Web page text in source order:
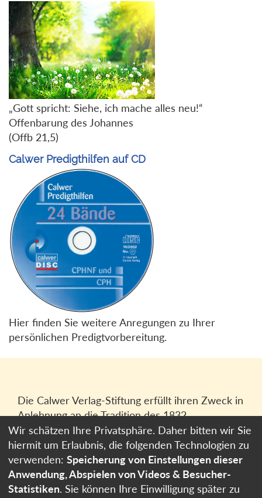
„Gott spricht: Siehe, ich mache alles neu!“
Offenbarung des Johannes
(Offb 21,5)
Calwer Predigthilfen auf CD
Hier finden Sie weitere Anregungen zu Ihrer
persönlichen Predigtvorbereitung.
Die Calwer Verlag-Stiftung erfüllt ihren Zweck in
Anlehnung an die Tradition des 1832
gegründeten Calwer Verlagsvereins, der
heutigen Calwer Verlag Bücher und Medien
GmbHin Stuttgart.
Impressum
Datenschutzerklärung
Wir schätzen Ihre Privatsphäre. Daher bitten wir Sie
hiermit um Erlaubnis, die folgenden Technologien zu
verwenden: Speicherung von Einstellungen dieser
Anwendung, Abspielen von Videos & Besucher-
Statistiken. Sie können Ihre Einwilligung später zu